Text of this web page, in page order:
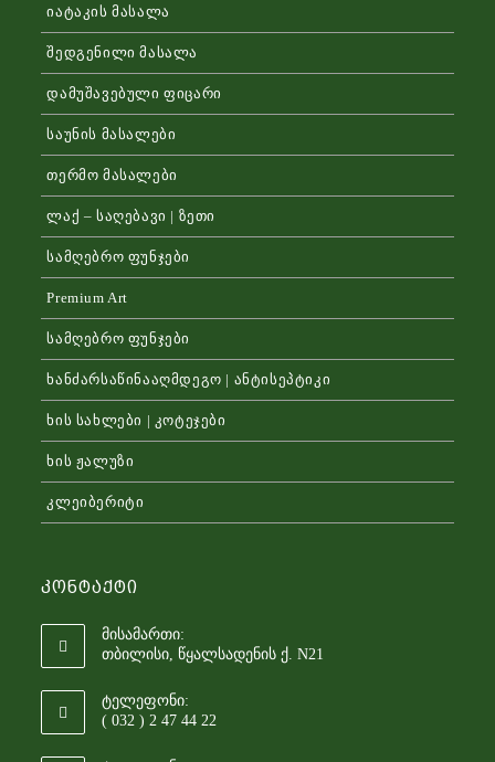
იატაკის მასალა
შედგენილი მასალა
დამუშავებული ფიცარი
საუნის მასალები
თერმო მასალები
ლაქ – საღებავი | ზეთი
სამღებრო ფუნჯები
Premium Art
სამღებრო ფუნჯები
ხანძარსაწინააღმდეგო | ანტისეპტიკი
ხის სახლები | კოტეჯები
ხის ჟალუზი
კლეიბერიტი
Კონტაქტი
მისამართი:
თბილისი, წყალსადენის ქ. N21
ტელეფონი:
( 032 ) 2 47 44 22